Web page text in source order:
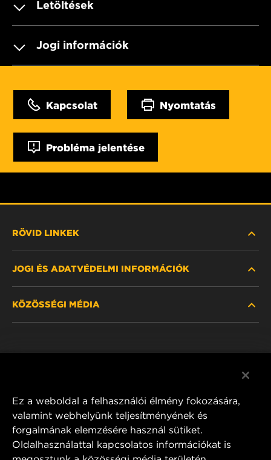
Letöltések
Jogi információk
Kapcsolat Nyomtatás
Probléma jelentése
RÖVID LINKEK
HOL KAPHATÓ
JOGI ÉS ADATVÉDELMI INFORMÁCIÓK
KÖZÖSSÉGI MÉDIA
MANN+HUMMEL FT Poland
Ez a weboldal a felhasználói élmény fokozására,
valamint webhelyünk teljesítményének és
forgalmának elemzésére használ sütiket.
Oldalhasználattal kapcsolatos információkat is